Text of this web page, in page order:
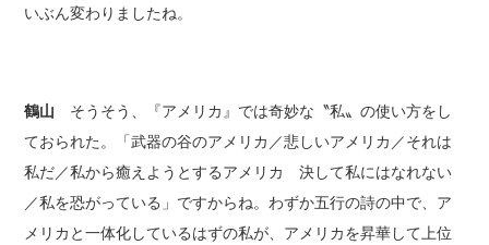
いぶん変わりましたね。
鶴山 そうそう、『アメリカ』では奇妙な〝私〟の使い方をし
ておられた。「武器の谷のアメリカ／悲しいアメリカ／それは
私だ／私から癒えようとするアメリカ 決して私にはなれない
／私を恐がっている」ですからね。わずか五行の詩の中で、ア
メリカと一体化しているはずの私が、アメリカを昇華して上位